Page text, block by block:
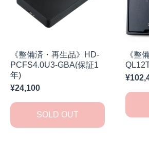
《整備済・再生品》HD-
PCFS4.0U3-GBA(保証1
年)
¥24,100
SOLD OUT
《整